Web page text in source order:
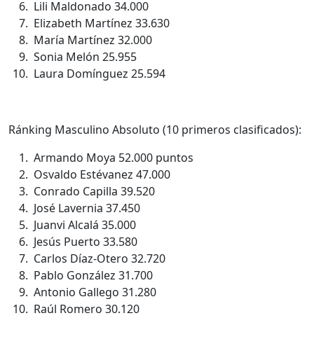
Lili Maldonado 34.000
Elizabeth Martínez 33.630
María Martínez 32.000
Sonia Melón 25.955
Laura Domínguez 25.594
Ránking Masculino Absoluto (10 primeros clasificados):
Armando Moya 52.000 puntos
Osvaldo Estévanez 47.000
Conrado Capilla 39.520
José Lavernia 37.450
Juanvi Alcalá 35.000
Jesús Puerto 33.580
Carlos Díaz-Otero 32.720
Pablo González 31.700
Antonio Gallego 31.280
Raúl Romero 30.120